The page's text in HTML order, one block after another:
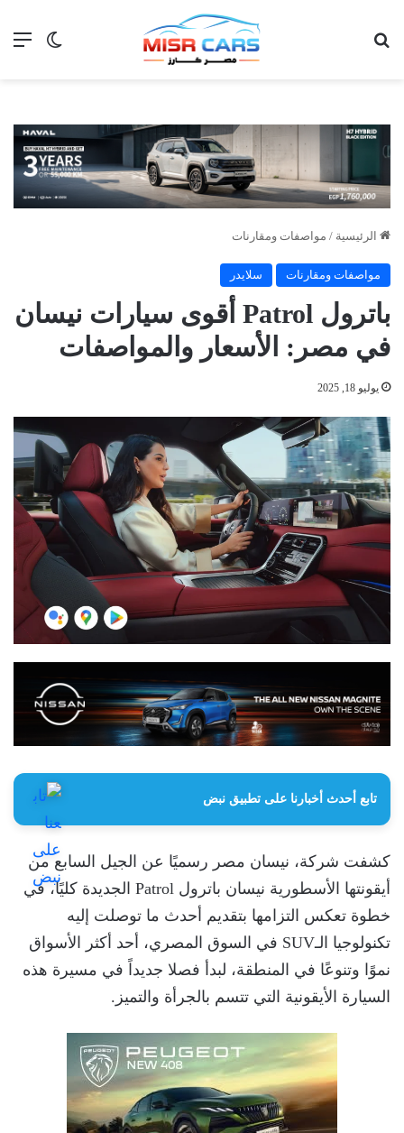
الوضع
الرئيسية / مواصفات ومقارنات
مواصفات ومقارنات سلايدر
باترول Patrol أقوى سيارات نيسان
في مصر: الأسعار والمواصفات
يوليو 18, 2025
تابع أحدث أخبارنا على تطبيق نبض
كشفت شركة، نيسان مصر رسميًا عن الجيل السابع من
أيقونتها الأسطورية نيسان باترول Patrol الجديدة كليًا، في
خطوة تعكس التزامها بتقديم أحدث ما توصلت إليه
تكنولوجيا الـSUV في السوق المصري، أحد أكثر الأسواق
نموًا وتنوعًا في المنطقة، لبدأ فصلا جديداً في مسيرة هذه
السيارة الأيقونية التي تتسم بالجرأة والتميز.